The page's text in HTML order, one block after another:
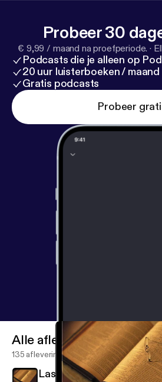
Probeer 30
€ 9,99 / maand na proefperiode. ·
Podcasts die je alleen op
20 uur luisterboeken / maand
Gratis podcasts
Probeer
Alle afleveringen
135 afleveringen
Last of All and Servant of